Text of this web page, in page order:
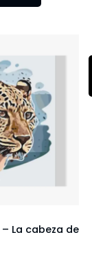
La cabeza de